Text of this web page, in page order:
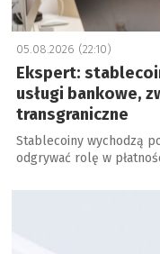
05.08.2026 (22:10)
Ekspert:
usługi bankowe,
transgraniczne
Stablecoiny wychodzą
odgrywać rolę w
a